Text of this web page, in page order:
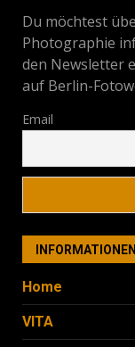
Du möchtest
Photographie
den Newsletter
auf Berlin-
Email
INFORMATIONEN
Home
VITA